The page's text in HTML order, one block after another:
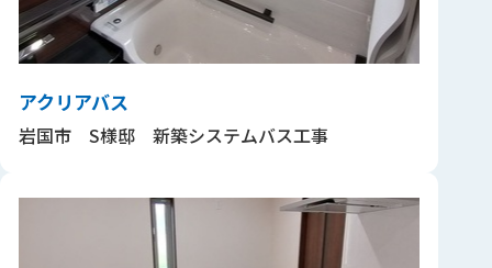
アクリアバス
岩国市 S様邸 新築システムバス工事